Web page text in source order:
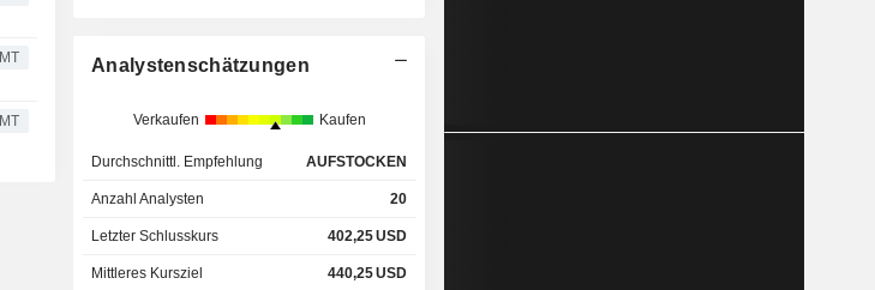
MT
MT
Analystenschätzungen
Verkaufen Kaufen
Durchschnittl. Empfehlung AUFSTOCKEN
Anzahl Analysten 20
Letzter Schlusskurs 402,25USD
Mittleres Kursziel 440,25USD